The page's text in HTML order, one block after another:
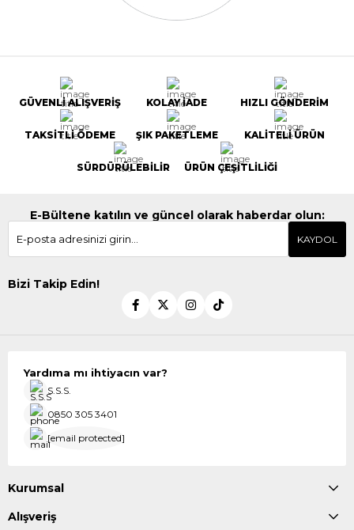
GÜVENLİ ALIŞVERİŞ KOLAY İADE HIZLI GÖNDERİM
TAKSİTLİ ÖDEME ŞIK PAKETLEME KALİTELİ ÜRÜN
SÜRDÜRÜLEBİLİR ÜRÜN ÇEŞİTLİLİĞİ
E-Bültene katılın ve güncel olarak haberdar olun:
KAYDOL
Bizi Takip Edin!
Yardıma mı ihtiyacın var?
S.S.S.
0850 305 3401
[email protected]
Kurumsal
Alışveriş